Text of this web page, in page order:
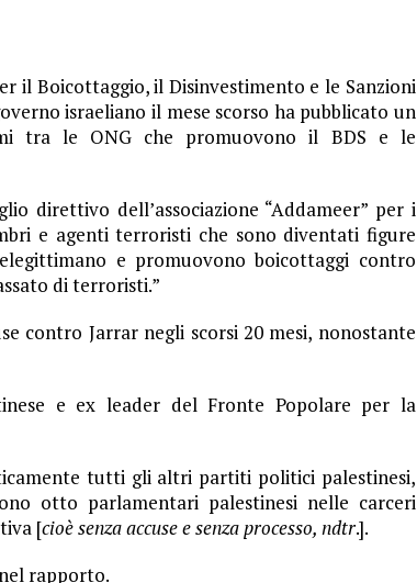
il Boicottaggio, il Disinvestimento e le Sanzioni
israeliano il mese scorso ha pubblicato un
tra le ONG che promuovono il BDS e le
direttivo dell’associazione “Addameer” per i
e agenti terroristi che sono diventati figure
e promuovono boicottaggi contro
di terroristi.”
contro Jarrar negli scorsi 20 mesi, nonostante
e ex leader del Fronte Popolare per la
tutti gli altri partiti politici palestinesi,
otto parlamentari palestinesi nelle carceri
[cioè senza accuse e senza processo, ndtr.].
rapporto.